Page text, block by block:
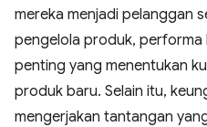
mereka menjadi pelanggan
pengelola produk, performa
penting yang menentukan
produk baru. Selain itu,
mengerjakan tantangan